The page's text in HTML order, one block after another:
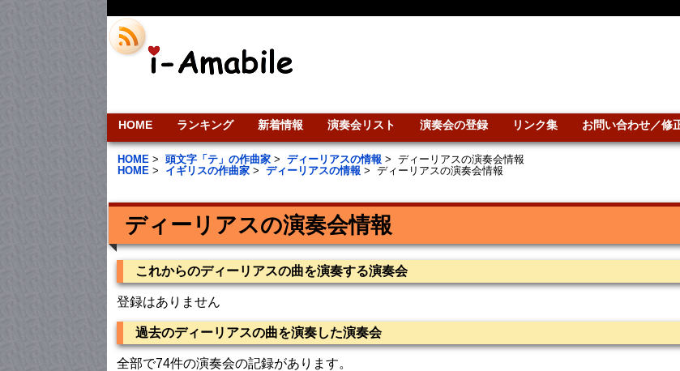
HOME ランキング 新着情報 演奏会リスト 演奏会の登録 リンク集 お問い合わせ／修
HOME > 頭文字「テ」の作曲家 > ディーリアスの情報 > ディーリアスの演奏会情報
HOME > イギリスの作曲家 > ディーリアスの情報 > ディーリアスの演奏会情報
ディーリアスの演奏会情報
これからのディーリアスの曲を演奏する演奏会
登録はありません
過去のディーリアスの曲を演奏した演奏会
全部で74件の演奏会の記録があります。